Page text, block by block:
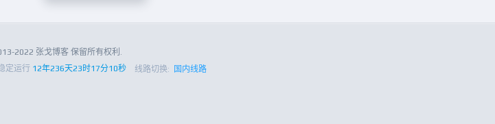
2022 张戈博客 保留所有权利.
定运行 12年236天23时17分10秒 线路切换: 国内线路